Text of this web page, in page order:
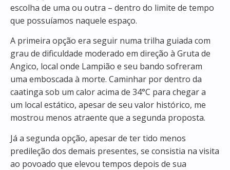
escolha de uma ou outra – dentro do limite de tempo
que possuíamos naquele espaço.
A primeira opção era seguir numa trilha guiada com
grau de dificuldade moderado em direção à Gruta de
Angico, local onde Lampião e seu bando sofreram
uma emboscada à morte. Caminhar por dentro da
caatinga sob um calor acima de 34°C para chegar a
um local estático, apesar de seu valor histórico, me
mostrou menos atraente que a segunda proposta.
Já a segunda opção, apesar de ter tido menos
predileção dos demais presentes, se consistia na visita
ao povoado que elevou tempos depois de sua